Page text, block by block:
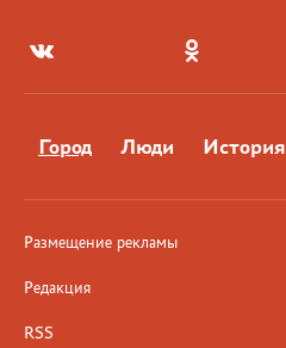
Город Люди История
Размещение рекламы
Редакция
RSS